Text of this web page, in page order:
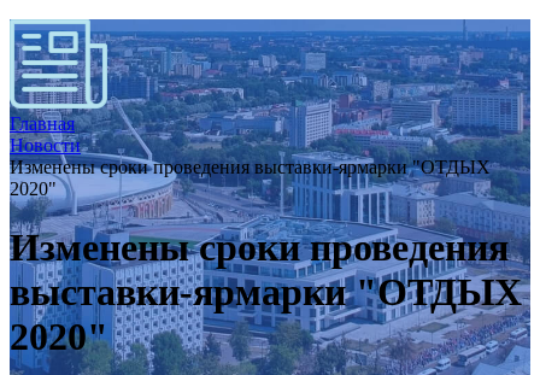
Главная
Новости
Изменены сроки проведения выставки-ярмарки "ОТДЫХ
2020"
Изменены сроки проведения
выставки-ярмарки "ОТДЫХ
2020"